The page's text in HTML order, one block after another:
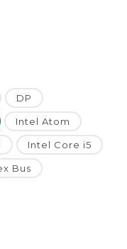
DP
Intel Atom
Intel Core i5
Bus